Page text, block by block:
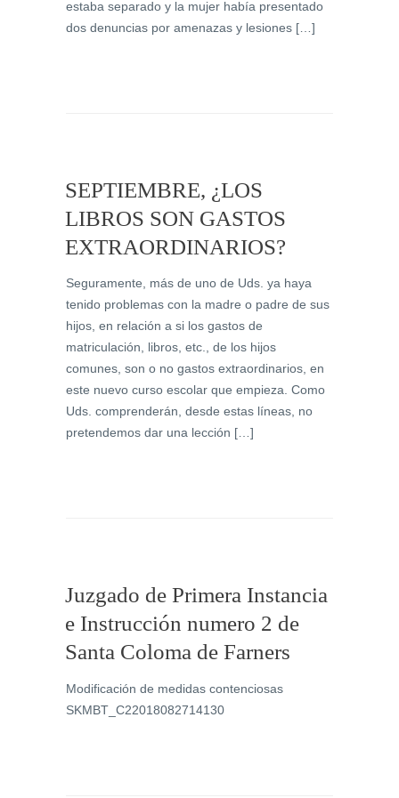
estaba separado y la mujer había presentado
dos denuncias por amenazas y lesiones […]
SEPTIEMBRE, ¿LOS
LIBROS SON GASTOS
EXTRAORDINARIOS?
Seguramente, más de uno de Uds. ya haya
tenido problemas con la madre o padre de sus
hijos, en relación a si los gastos de
matriculación, libros, etc., de los hijos
comunes, son o no gastos extraordinarios, en
este nuevo curso escolar que empieza. Como
Uds. comprenderán, desde estas líneas, no
pretendemos dar una lección […]
Juzgado de Primera Instancia
e Instrucción numero 2 de
Santa Coloma de Farners
Modificación de medidas contenciosas
SKMBT_C22018082714130